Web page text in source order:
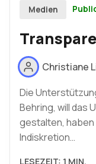
Medien
Christiane
Die
Behring, will das
gestalten, haben
Indiskretion…
LESEZEIT: 1 MIN.